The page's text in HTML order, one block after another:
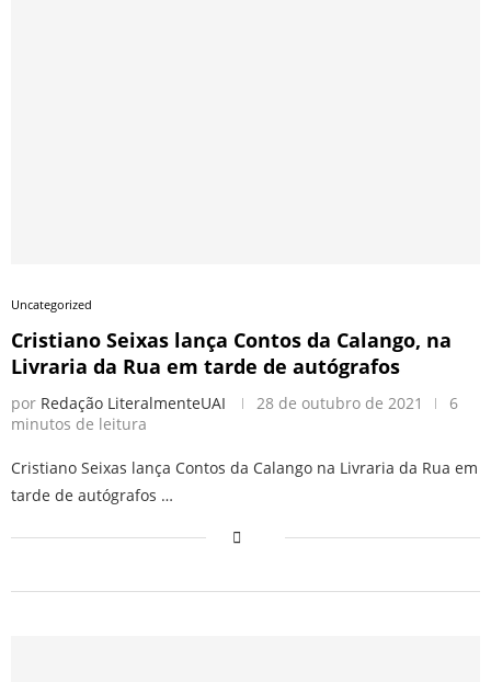
Uncategorized
Cristiano Seixas lança Contos da Calango, na
Livraria da Rua em tarde de autógrafos
por Redação LiteralmenteUAI 28 de outubro de 2021
6
minutos de leitura
Cristiano Seixas lança Contos da Calango na Livraria da Rua em
tarde de autógrafos …